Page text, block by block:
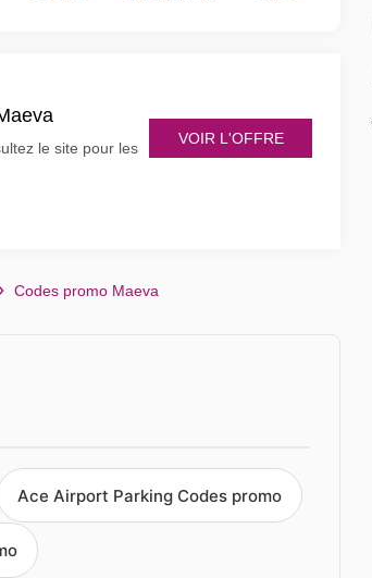
le site pour les
VOIR L'OFFRE
Codes promo Maeva
Ace Airport Parking Codes promo